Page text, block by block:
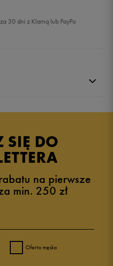
30 dni z Klarną lub PayPo
przez
0%
SIĘ DO
na pierwsze
min. 250 zł
Oferta męska